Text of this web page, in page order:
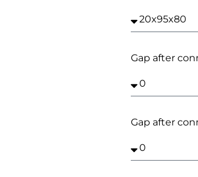
Gap after
Gap after